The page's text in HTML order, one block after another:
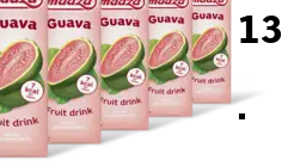
13
.